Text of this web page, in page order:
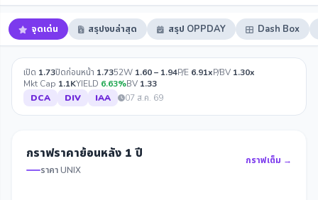
จุดเด่น สรุปงบล่าสุด สรุป OPPDAY Dash Box
เปิด 1.73ปิดก่อนหน้า 1.7352W 1.60 – 1.94P/E 6.91xP/BV 1.30x
Mkt Cap 1.1KYIELD 6.63%BV 1.33
DCA
DIV IAA 07 ส.ค. 69
กราฟราคาย้อนหลัง 1 ปี
ราคา UNIX
กราฟเต็ม →